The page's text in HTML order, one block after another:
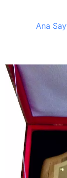
Ana